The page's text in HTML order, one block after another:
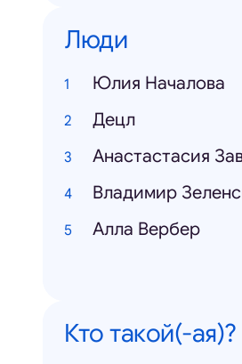
Люди
Юлия Началова
Децл
Анастастасия
Владимир
Алла Вербер
Кто такой(-ая)?